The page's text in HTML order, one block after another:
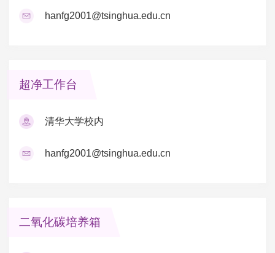
hanfg2001@tsinghua.edu.cn
超净工作台
清华大学校内
hanfg2001@tsinghua.edu.cn
二氧化碳培养箱